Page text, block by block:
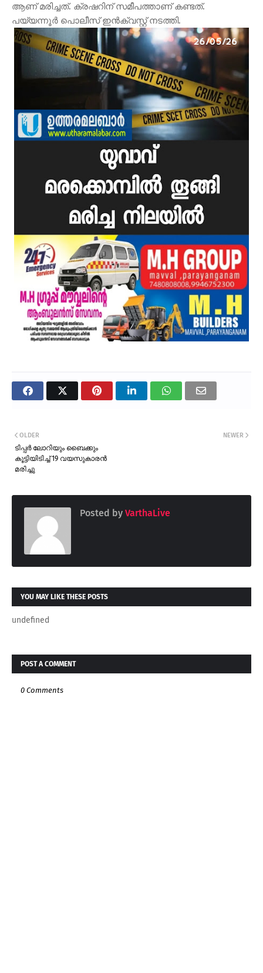
ആണ് മരിച്ചത്. ക്രഷറിന് സമീപത്താണ് കണ്ടത്.
പയ്യന്നൂർ പൊലീസ് ഇൻക്വസ്റ്റ് നടത്തി.
NEWER
OLDER
ടിപ്പർ ലോറിയും ബൈക്കും
കൂട്ടിയിടിച്ച് 19 വയസുകാരൻ
മരിച്ചു
Posted by VarthaLive
YOU MAY LIKE THESE POSTS
undefined
POST A COMMENT
0 Comments